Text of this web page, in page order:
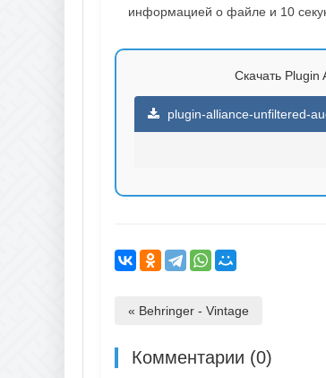
информацией о файле и 10
Скачать Plugin
plugin-alliance-unfiltered-
« Behringer - Vintage
Комментарии (0)